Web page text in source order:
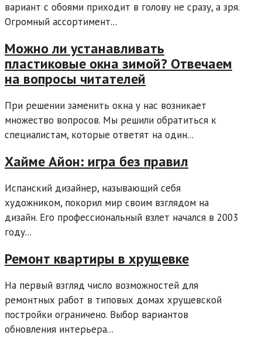
вариант с обоями приходит в голову не сразу, а зря.
Огромный ассортимент...
Можно ли устанавливать
пластиковые окна зимой? Отвечаем
на вопросы читателей
При решении заменить окна у нас возникает
множество вопросов. Мы решили обратиться к
специалистам, которые ответят на один...
Хайме Айон: игра без правил
Испанский дизайнер, называющий себя
художником, покорил мир своим взглядом на
дизайн. Его профессиональный взлет начался в 2003
году...
Ремонт квартиры в хрущевке
На первый взгляд число возможностей для
ремонтных работ в типовых домах хрущевской
постройки ограничено. Выбор вариантов
обновления интерьера...